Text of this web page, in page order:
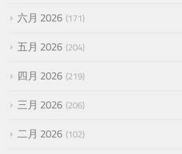
六月 2026 171
五月 2026 204
四月 2026 219
三月 2026 206
二月 2026 102